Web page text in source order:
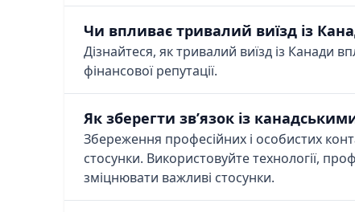
Чи впливає тривалий виїзд із
Дізнайтеся, як тривалий виїзд із Канади
фінансової репутації.
Як зберегти зв’язок із
Збереження професійних і особистих
стосунки. Використовуйте технології,
зміцнювати важливі стосунки.